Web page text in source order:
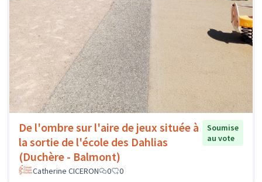
De l'ombre sur l'aire de jeux située à
la sortie de l'école des Dahlias
(Duchère - Balmont)
Soumise
au vote
Catherine CICERON 0 0